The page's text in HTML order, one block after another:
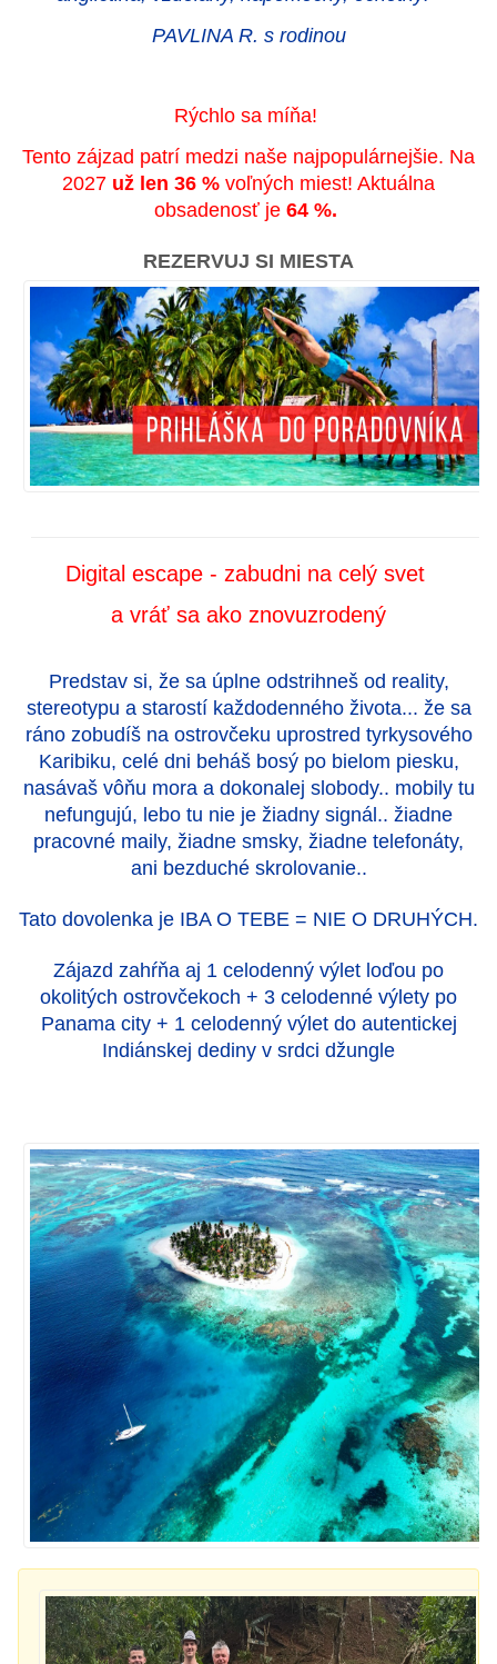
PAVLINA R. s rodinou
Rýchlo sa míňa!
Tento zájzad patrí medzi naše najpopulárnejšie. Na
2027 už len 36 % voľných miest! Aktuálna
obsadenosť je 64 %.
REZERVUJ SI MIESTA
Digital escape - zabudni na celý svet
a vráť sa ako znovuzrodený
Predstav si, že sa úplne odstrihneš od reality,
stereotypu a starostí každodenného života... že sa
ráno zobudíš na ostrovčeku uprostred tyrkysového
Karibiku, celé dni beháš bosý po bielom piesku,
nasávaš vôňu mora a dokonalej slobody.. mobily tu
nefungujú, lebo tu nie je žiadny signál.. žiadne
pracovné maily, žiadne smsky, žiadne telefonáty,
ani bezduché skrolovanie..
Tato dovolenka je IBA O TEBE = NIE O DRUHÝCH.
Zájazd zahŕňa aj 1 celodenný výlet loďou po
okolitých ostrovčekoch + 3 celodenné výlety po
Panama city + 1 celodenný výlet do autentickej
Indiánskej dediny v srdci džungle